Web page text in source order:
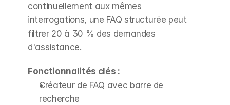
continuellement aux mêmes
interrogations, une FAQ structurée peut
filtrer 20 à 30 % des demandes
d'assistance.
Fonctionnalités clés :
Créateur de FAQ avec barre de
recherche